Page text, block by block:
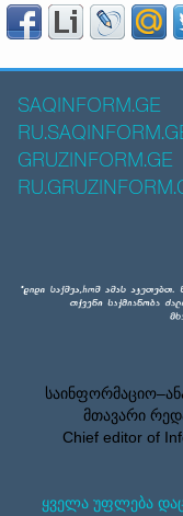
SAQINFORM.GE
GRUZINFORM.GE
მთავარი
Chief editor of
ყველა უფლება